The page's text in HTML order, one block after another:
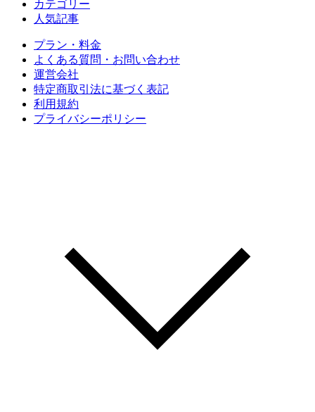
カテゴリー
人気記事
プラン・料金
よくある質問・お問い合わせ
運営会社
特定商取引法に基づく表記
利用規約
プライバシーポリシー